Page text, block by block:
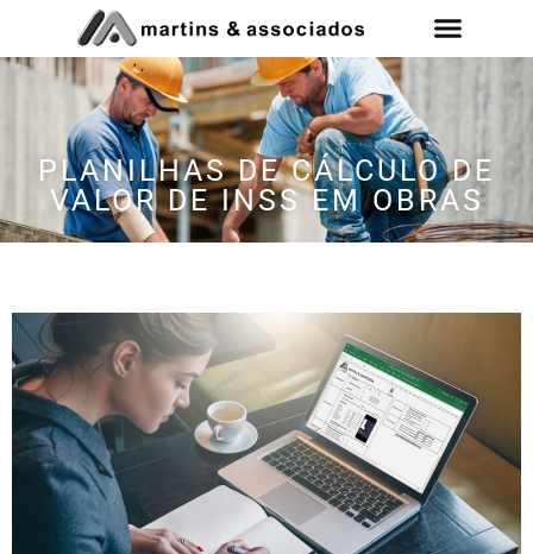
PLANILHAS DE CÁLCULO DE
VALOR DE INSS EM OBRAS